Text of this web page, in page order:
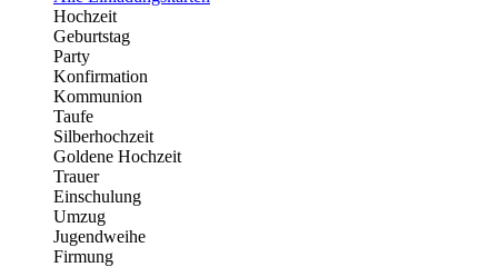
Hochzeit
Geburtstag
Party
Konfirmation
Kommunion
Taufe
Silberhochzeit
Goldene Hochzeit
Trauer
Einschulung
Umzug
Jugendweihe
Firmung